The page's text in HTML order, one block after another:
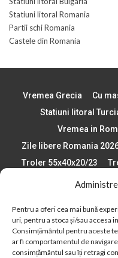
Pentru a oferi cea mai bună
uri, pentru a stoca și/sau accesa
Consimțământul pentru aceste
ar fi comportamentul de navigare
consimțământul sau îți retragi
Statiuni litoral Romania
Partii schi Romania
Castele din Romania
Vremea Grecia Cu
Statiuni litoral
Vremea in
Zile libere Romania
Troler 55x40x20/23
Paste 2026
Plaje din Europa
Asigurare de calatorie
Calendar Formula 1